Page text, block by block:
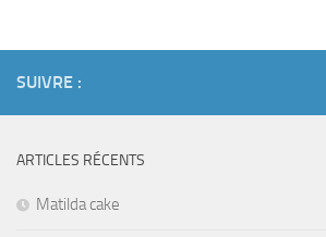
SUIVRE :
ARTICLES RÉCENTS
Matilda cake